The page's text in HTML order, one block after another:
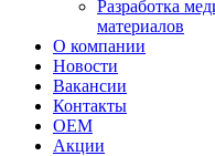
Разработка
материалов
О компании
Новости
Вакансии
Контакты
OEM
Акции